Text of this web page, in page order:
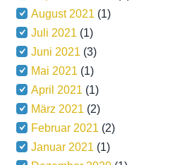
August 2021 (1)
Juli 2021 (1)
Juni 2021 (3)
Mai 2021 (1)
April 2021 (1)
März 2021 (2)
Februar 2021 (2)
Januar 2021 (1)